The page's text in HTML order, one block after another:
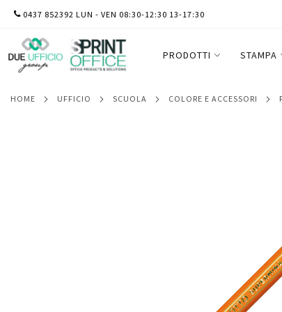
SALTA
CONTENUTO
0437 852392 LUN - VEN 08:30-12:30 13-17:30
PRODOTTI STAMPA
HOME UFFICIO SCUOLA COLORE E ACCESSORI